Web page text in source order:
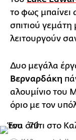
το φως μπαίνει
σπιτιού
λειτουργούν
Δυο μεγάλα
Βερναρδάκη
αλουμίνιο του
όριο με τον